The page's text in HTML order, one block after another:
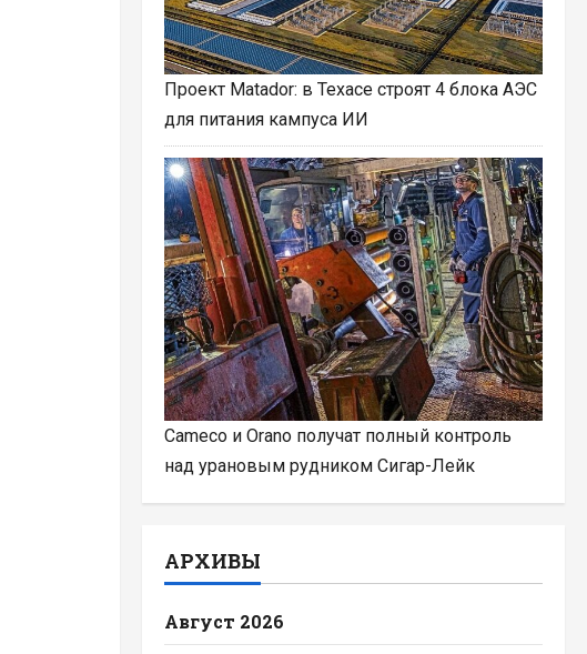
Проект Matador: в Техасе строят 4 блока АЭС
для питания кампуса ИИ
Cameco и Orano получат полный контроль
над урановым рудником Сигар-Лейк
АРХИВЫ
Август 2026